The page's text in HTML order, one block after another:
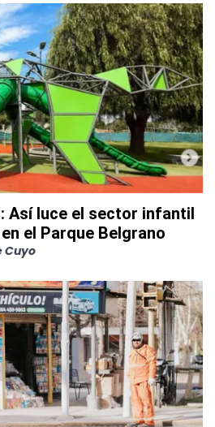
Así luce el sector infantil
el Parque Belgrano
Cuyo